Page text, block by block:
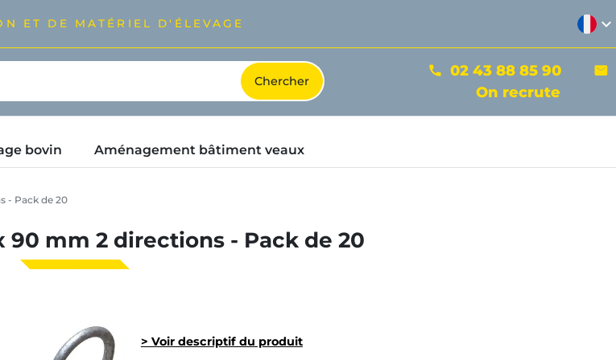
ET DE MATÉRIEL D'ÉLEVAGE expand_more
phone 02 43 88 85 90 mail
On recrute
bovin Aménagement bâtiment veaux
- Pack de 20
90 mm 2 directions - Pack de 20
> Voir descriptif du produit